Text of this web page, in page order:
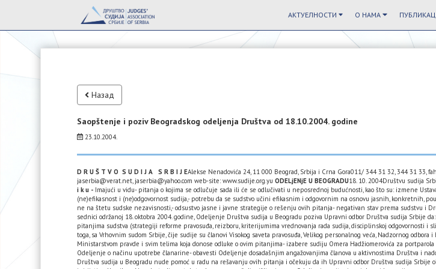
АКТУЕЛНОСТИ О НАМА
Назад
Saopštenje i poziv Beogradskog odeljenja Društva od 18.10.2004. godine
23.10.2004.
D R U Š T V O S U D I J A S R B I J EAlekse Nenadovića 24, 11 000 Beograd, Srbija i Crna Gora011/ 344 31 32, 344 31 33,
jaserbia@verat.net, jaserbia@yahoo.com web-site: www.sudije.org.yuODELjENjE U BEOGRADU18. 10. 2004Društvu sudija
i k u - Imajući u vidu- pitanja o kojima se odlučuje sada ili će se odlučivati u neposrednoj budućnosti, kao što su: izmene
(ne)efikasnost i (ne)odgovornost sudija,- potrebu da se sudstvo učini efikasnim i odgovornim na osnovu jasnih, konkretnih,
ne na štetu sudske nezavisnosti,- odsustvo jasne i javne strategije o rešenju ovih pitanja- negativan stav prema sudstvu i
sednici održanoj 18. oktobra 2004. godine, Odeljenje Društva sudija u Beogradu poziva Upravni odbor Društva sudija Srbije
pitanjima sudstva (strategiji reforme pravosuđa, reizboru, kriterijumima vrednovanja rada sudija, disciplinskoj odgovornosti i
toga, sa Vrhovnim sudom Srbije, čije sudije su članovi Visokog saveta pravosuđa, Velikog personalnog veća, Nadzornog odbora
Ministarstvom pravde i svim telima koja donose odluke o ovim pitanjima- izabere sudiju Omera Hadžiomerovića za
Odeljenje o načinu upotrebe članarine- obavesti Odeljenje dosadašnjim angažovanjima članova u aktivnostima Društva i
Društva sudija u Beogradu nude pomoć u radu na rešavanju ovih pitanja i očekuju da ih Upravni odbor Društva sudija Srbije